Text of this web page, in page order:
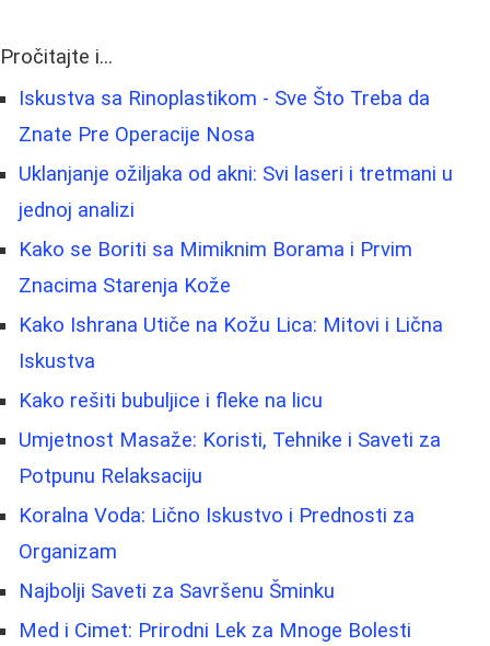
Pročitajte i...
Iskustva sa Rinoplastikom - Sve Što Treba da
Znate Pre Operacije Nosa
Uklanjanje ožiljaka od akni: Svi laseri i tretmani u
jednoj analizi
Kako se Boriti sa Mimiknim Borama i Prvim
Znacima Starenja Kože
Kako Ishrana Utiče na Kožu Lica: Mitovi i Lična
Iskustva
Kako rešiti bubuljice i fleke na licu
Umjetnost Masaže: Koristi, Tehnike i Saveti za
Potpunu Relaksaciju
Koralna Voda: Lično Iskustvo i Prednosti za
Organizam
Najbolji Saveti za Savršenu Šminku
Med i Cimet: Prirodni Lek za Mnoge Bolesti